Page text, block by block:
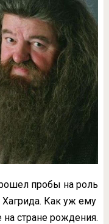
пробы на роль
Как уж ему
на стране рождения.